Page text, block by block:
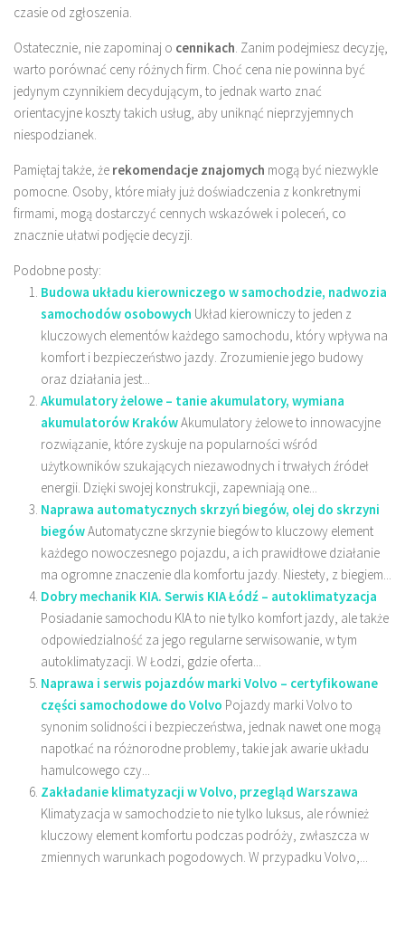
czasie od zgłoszenia.
Ostatecznie, nie zapominaj o cennikach. Zanim podejmiesz decyzję,
warto porównać ceny różnych firm. Choć cena nie powinna być
jedynym czynnikiem decydującym, to jednak warto znać
orientacyjne koszty takich usług, aby uniknąć nieprzyjemnych
niespodzianek.
Pamiętaj także, że rekomendacje znajomych mogą być niezwykle
pomocne. Osoby, które miały już doświadczenia z konkretnymi
firmami, mogą dostarczyć cennych wskazówek i poleceń, co
znacznie ułatwi podjęcie decyzji.
Podobne posty:
Budowa układu kierowniczego w samochodzie, nadwozia
samochodów osobowych Układ kierowniczy to jeden z
kluczowych elementów każdego samochodu, który wpływa na
komfort i bezpieczeństwo jazdy. Zrozumienie jego budowy
oraz działania jest...
Akumulatory żelowe – tanie akumulatory, wymiana
akumulatorów KrakówAkumulatory żelowe to innowacyjne
rozwiązanie, które zyskuje na popularności wśród
użytkowników szukających niezawodnych i trwałych źródeł
energii. Dzięki swojej konstrukcji, zapewniają one...
Naprawa automatycznych skrzyń biegów, olej do skrzyni
biegówAutomatyczne skrzynie biegów to kluczowy element
każdego nowoczesnego pojazdu, a ich prawidłowe działanie
ma ogromne znaczenie dla komfortu jazdy. Niestety, z biegiem...
Dobry mechanik KIA. Serwis KIA Łódź – autoklimatyzacja
Posiadanie samochodu KIA to nie tylko komfort jazdy, ale także
odpowiedzialność za jego regularne serwisowanie, w tym
autoklimatyzacji. W Łodzi, gdzie oferta...
Naprawa i serwis pojazdów marki Volvo – certyfikowane
części samochodowe do Volvo Pojazdy marki Volvo to
synonim solidności i bezpieczeństwa, jednak nawet one mogą
napotkać na różnorodne problemy, takie jak awarie układu
hamulcowego czy...
Zakładanie klimatyzacji w Volvo, przegląd Warszawa
Klimatyzacja w samochodzie to nie tylko luksus, ale również
kluczowy element komfortu podczas podróży, zwłaszcza w
zmiennych warunkach pogodowych. W przypadku Volvo,...